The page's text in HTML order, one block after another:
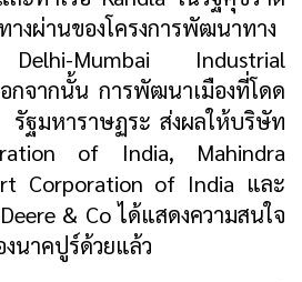
างผ่านของโครงการพัฒนาทาง
Mumbai Industrial
กจากนั้น การพัฒนาเมืองที่โดด
รัฐมหาราษฏระ ส่งผลให้บริษัท
of India, Mahindra
Corporation of India และ
& Co ได้แสดงความสนใจ
งนาคปูร์ด้วยแล้ว